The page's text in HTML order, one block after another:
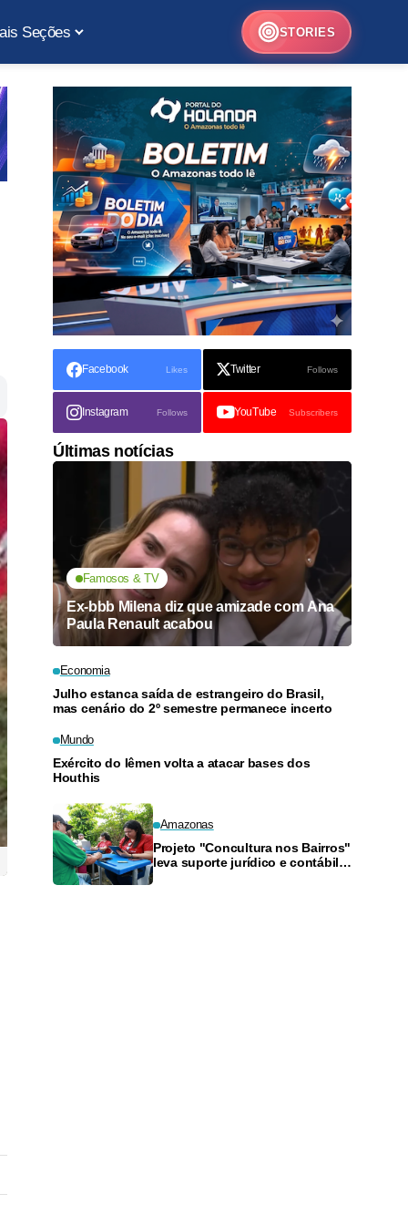
Seções STORIES
Facebook Likes Twitter Follows
Instagram Follows YouTube Subscribers
Últimas notícias
Famosos & TV
Ex-bbb Milena diz que amizade com Ana
Paula Renault acabou
Economia
Julho estanca saída de estrangeiro do Brasil,
mas cenário do 2º semestre permanece incerto
Mundo
Exército do Iêmen volta a atacar bases dos
Houthis
Amazonas
Projeto "Concultura nos Bairros"
leva suporte jurídico e contábil a